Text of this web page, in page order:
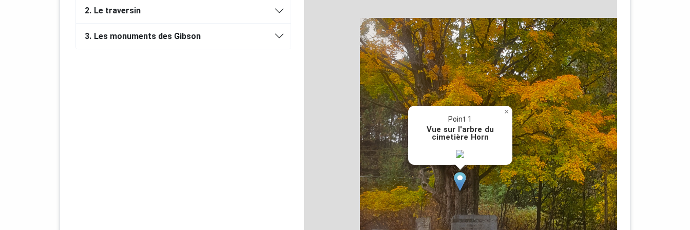
2. Le traversin
3. Les monuments des Gibson
Point 1
Vue sur l'arbre du
cimetière Horn
×